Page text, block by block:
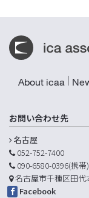
About icaa
お問い合わせ先
名古屋
052-752-7400
090-6580-0396(携帯)
名古屋市千種区田代
Facebook